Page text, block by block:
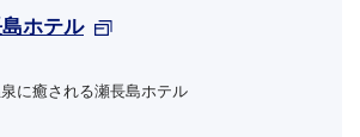
ホテル